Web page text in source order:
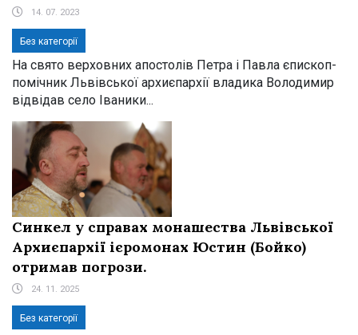
14. 07. 2023
Без категорії
На свято верховних апостолів Петра і Павла єпископ-
помічник Львівської архиєпархії владика Володимир
відвідав село Іваники...
Синкел у справах монашества Львівської
Архиєпархії ієромонах Юстин (Бойко)
отримав погрози.
24. 11. 2025
Без категорії